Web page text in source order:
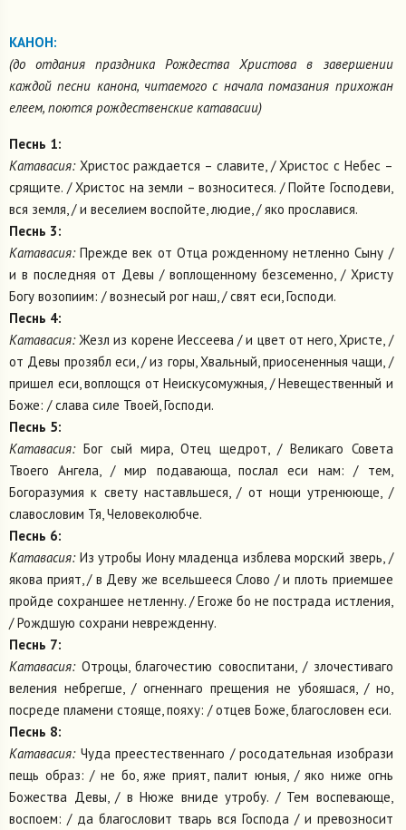
КАНОН:
(до отдания праздника Рождества Христова в завершении
каждой песни канона, читаемого с начала помазания прихожан
елеем, поются рождественские катавасии)
Песнь 1:
Катавасия:Христос раждается – славите, / Христос с Небес –
срящите. / Христос на земли – возноситеся. / Пойте Господеви,
вся земля, / и веселием воспойте, людие, / яко прославися.
Песнь 3:
Катавасия:Прежде век от Отца рожденному нетленно Сыну /
и в последняя от Девы / воплощенному безсеменно, / Христу
Богу возопиим: / вознесый рог наш, / свят еси, Господи.
Песнь 4:
Катавасия:Жезл из корене Иессеева / и цвет от него, Христе, /
от Девы прозябл еси, / из горы, Хвальный, приосененныя чащи, /
пришел еси, воплощся от Неискусомужныя, / Невещественный и
Боже: / слава силе Твоей, Господи.
Песнь 5:
Катавасия:Бог сый мира, Отец щедрот, / Великаго Совета
Твоего Ангела, / мир подавающа, послал еси нам: / тем,
Богоразумия к свету наставльшеся, / от нощи утренююще, /
славословим Тя, Человеколюбче.
Песнь 6:
Катавасия:Из утробы Иону младенца изблева морский зверь, /
якова прият, / в Деву же всельшееся Слово / и плоть приемшее
пройде сохраншее нетленну. / Егоже бо не пострада истления,
/ Рождшую сохрани неврежденну.
Песнь 7:
Катавасия:Отроцы, благочестию совоспитани, / злочестиваго
веления небрегше, / огненнаго прещения не убояшася, / но,
посреде пламени стояще, пояху: / отцев Боже, благословен еси.
Песнь 8:
Катавасия:Чуда преестественнаго / росодательная изобрази
пещь образ: / не бо, яже прият, палит юныя, / яко ниже огнь
Божества Девы, / в Нюже вниде утробу. / Тем воспевающе,
воспоем: / да благословит тварь вся Господа / и превозносит